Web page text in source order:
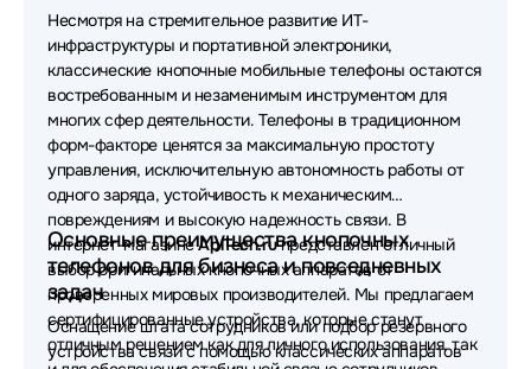
Мобильные телефоны Fly
Несмотря на стремительное развитие ИТ-
инфраструктуры и портативной электроники,
классические кнопочные мобильные телефоны остаются
востребованным и незаменимым инструментом для
многих сфер деятельности. Телефоны в традиционном
форм-факторе ценятся за максимальную простоту
управления, исключительную автономность работы от
одного заряда, устойчивость к механическим
повреждениям и высокую надежность связи. В
интернет-магазинеAplTech.ruпредставлен отличный
выбор оригинальных кнопочных аппаратов от
проверенных мировых производителей. Мы предлагаем
сертифицированные устройства, которые станут
отличным решением как для личного использования, так
Основные преимущества кнопочных
телефонов для бизнеса и повседневных
задач
Оснащение штата сотрудников или подбор резервного
устройства связи с помощью классических аппаратов